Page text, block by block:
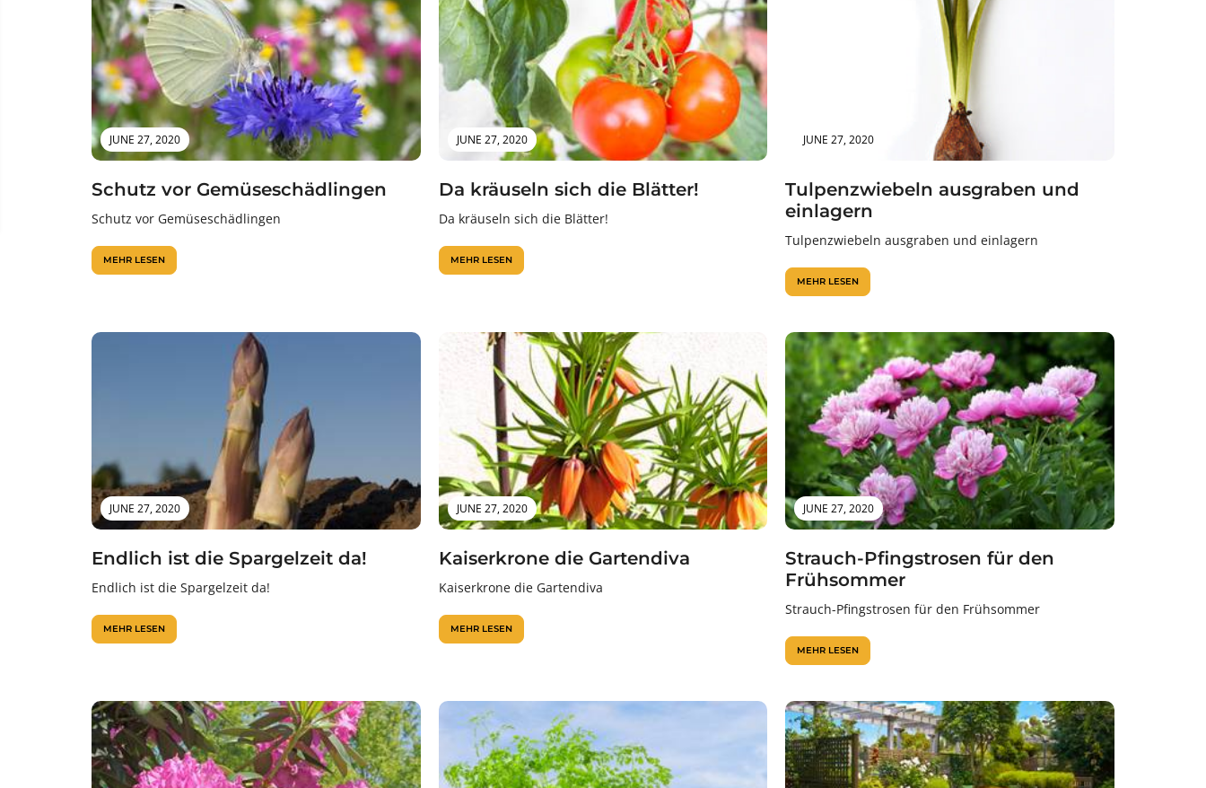
JUNE 27, 2020
Schutz vor Gemüseschädlingen
Schutz vor Gemüseschädlingen
MEHR LESEN
JUNE 27, 2020
Da kräuseln sich die Blätter!
Da kräuseln sich die Blätter!
MEHR LESEN
JUNE 27, 2020
Tulpenzwiebeln ausgraben und
einlagern
Tulpenzwiebeln ausgraben und einlagern
MEHR LESEN
JUNE 27, 2020
Endlich ist die Spargelzeit da!
Endlich ist die Spargelzeit da!
MEHR LESEN
JUNE 27, 2020
Kaiserkrone die Gartendiva
Kaiserkrone die Gartendiva
MEHR LESEN
JUNE 27, 2020
Strauch-Pfingstrosen für den
Frühsommer
Strauch-Pfingstrosen für den Frühsommer
MEHR LESEN